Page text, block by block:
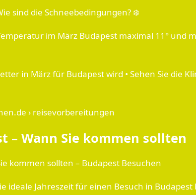
sind die Schneebedingungen? ❄️
im März Budapest maximal 11° und
in März für Budapest wird • Sehen Sie
› reisevorbereitungen
– Wann Sie kommen sollten
kommen sollten – Budapest Besuchen
ideale Jahreszeit für einen Besuch in